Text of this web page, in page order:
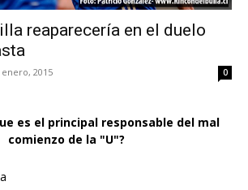
reaparecería en el duelo
enero, 2015 0
es el principal responsable del mal
comienzo de la "U"?